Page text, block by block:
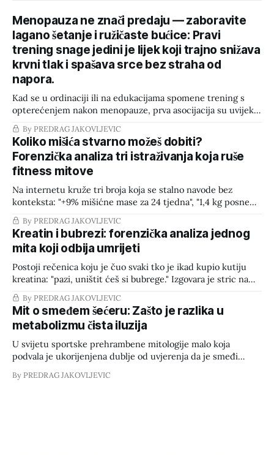
Menopauza ne znači predaju — zaboravite
lagano šetanje i ružičaste bućice: Pravi
trening snage jedini je lijek koji trajno snižava
krvni tlak i spašava srce bez straha od
napora.
Kad se u ordinaciji ili na edukacijama spomene trening s
opterećenjem nakon menopauze, prva asocijacija su uvijek
kosti i mišići: čuvanje gustoće kostiju i sprečavanje
sarkopenije. No, najnovija meta-analiza koja objedinjuje 60
studija otkriva ključni podatak koji bi morao prodrmati i
promijeniti tromu kliničku praksu: trening s opterećenjem
mjerljivo
By PREDRAG JAKOVLJEVIC
Koliko mišića stvarno možeš dobiti?
Forenzička analiza tri istraživanja koja ruše
fitness mitove
Na internetu kruže tri broja koja se stalno navode bez
konteksta: "+9% mišićne mase za 24 tjedna", "1,4 kg posne
mase za 12 tjedana", "pumpanje ne gradi mišiće". Svaki od ta
tri navoda dolazi iz stvarnog istraživanja. Problem je što se
rijetko čitaju
By PREDRAG JAKOVLJEVIC
Kreatin i bubrezi: forenzička analiza jednog
mita koji odbija umrijeti
Postoji rečenica koju je čuo svaki tko je ikad kupio kutiju
kreatina: "pazi, uništit ćeš si bubrege." Izgovara je stric na
roštilju, trener stare škole, ponekad i kolega u bijeloj kuti
koji nije otvorio literaturu od fakulteta. Rečenica je toliko
česta da je postala refleks — izgovara se prije
By PREDRAG JAKOVLJEVIC
Mit o smeđem šećeru: Zašto je razlika u
metabolizmu čista iluzija
U svijetu sportske prehrambene mitologije malo koja
podvala je ukorijenjena dublje od uvjerenja da je smeđi
Vrijeme je da presiječemo s nagađanjima i pogledamo gole
By PREDRAG JAKOVLJEVIC